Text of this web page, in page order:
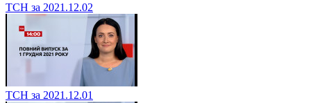
ТСН за 2021.12.02
ТСН за 2021.12.01